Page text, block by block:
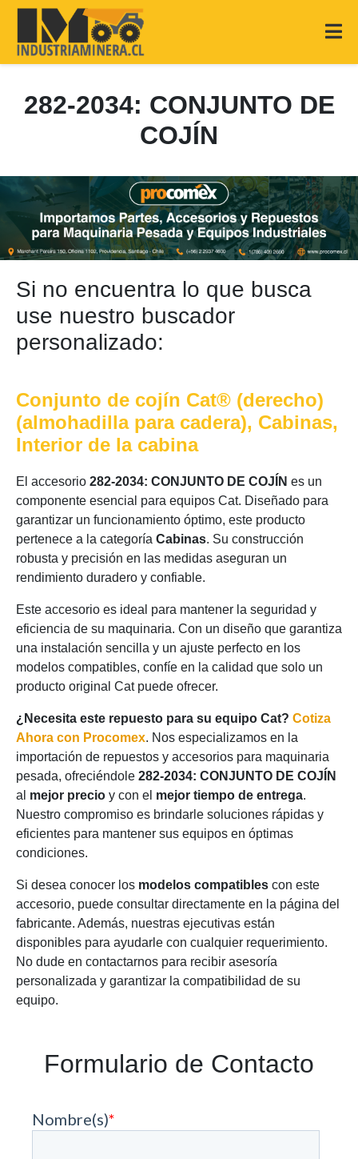
282-2034: CONJUNTO DE
COJÍN
Si no encuentra lo que busca
use nuestro buscador
personalizado:
Conjunto de cojín Cat® (derecho)
(almohadilla para cadera), Cabinas,
Interior de la cabina
El accesorio 282-2034: CONJUNTO DE COJÍN es un
componente esencial para equipos Cat. Diseñado para
garantizar un funcionamiento óptimo, este producto
pertenece a la categoría Cabinas. Su construcción
robusta y precisión en las medidas aseguran un
rendimiento duradero y confiable.
Este accesorio es ideal para mantener la seguridad y
eficiencia de su maquinaria. Con un diseño que garantiza
una instalación sencilla y un ajuste perfecto en los
modelos compatibles, confíe en la calidad que solo un
producto original Cat puede ofrecer.
¿Necesita este repuesto para su equipo Cat? Cotiza
Ahora con Procomex. Nos especializamos en la
importación de repuestos y accesorios para maquinaria
pesada, ofreciéndole 282-2034: CONJUNTO DE COJÍN
al mejor precio y con el mejor tiempo de entrega.
Nuestro compromiso es brindarle soluciones rápidas y
eficientes para mantener sus equipos en óptimas
condiciones.
Si desea conocer los modelos compatibles con este
accesorio, puede consultar directamente en la página del
fabricante. Además, nuestras ejecutivas están
disponibles para ayudarle con cualquier requerimiento.
No dude en contactarnos para recibir asesoría
personalizada y garantizar la compatibilidad de su
equipo.
Formulario de Contacto